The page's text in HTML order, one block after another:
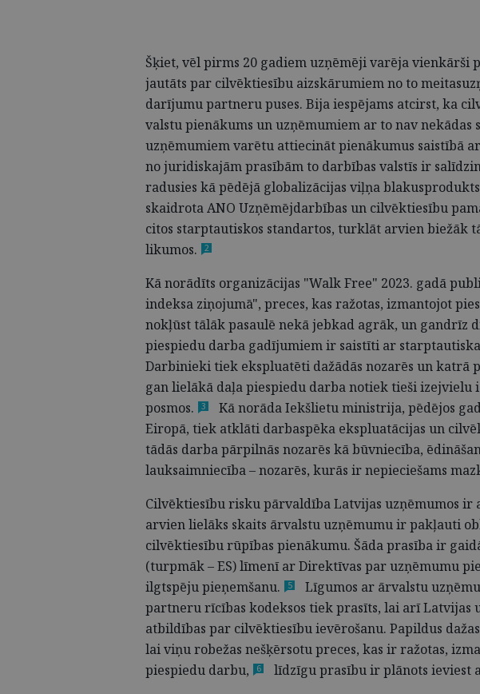
Šķiet, vēl pirms 20 gadiem uzņēmēji varēja vienkārši
jautāts par cilvēktiesību aizskārumiem no to
darījumu partneru puses. Bija iespējams atcirst, ka
valstu pienākums un uzņēmumiem ar to nav nekādas
uzņēmumiem varētu attiecināt pienākumus saistībā
no juridiskajām prasībām to darbības valstīs ir
radusies kā pēdējā globalizācijas viļņa
skaidrota ANO Uzņēmējdarbības un cilvēktiesību
citos starptautiskos standartos, turklāt arvien biežāk
likumos.
2
Kā norādīts organizācijas "Walk Free" 2023. gadā
indeksa ziņojumā", preces, kas ražotas, izmantojot
nokļūst tālāk pasaulē nekā jebkad agrāk, un gandrīz
piespiedu darba gadījumiem ir saistīti ar
Darbinieki tiek ekspluatēti dažādās nozarēs un katrā
gan lielākā daļa piespiedu darba notiek tieši izejvielu
posmos.
3
Kā norāda Iekšlietu ministrija, pēdējos
Eiropā, tiek atklāti darbaspēka ekspluatācijas un
tādās darba pārpilnās nozarēs kā būvniecība,
lauksaimniecība – nozarēs, kurās ir nepieciešams
Cilvēktiesību risku pārvaldība Latvijas uzņēmumos ir
arvien lielāks skaits ārvalstu uzņēmumu ir pakļauti
cilvēktiesību rūpības pienākumu. Šāda prasība ir
(turpmāk – ES) līmenī ar Direktīvas par uzņēmumu
ilgtspējupieņemšanu. 5
Līgumos ar ārvalstu
partneru rīcības kodeksos tiek prasīts, lai arī Latvijas
atbildības par cilvēktiesību ievērošanu. Papildus
lai viņu robežas nešķērsotu preces, kas ir ražotas,
piespiedu darbu, 6 līdzīgu prasību ir plānots ieviest